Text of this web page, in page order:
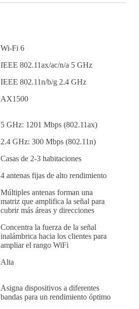
Wi-Fi 6
IEEE 802.11ax/ac/n/a 5 GHz
IEEE 802.11n/b/g 2.4 GHz
AX1500
5 GHz: 1201 Mbps (802.11ax)
2.4 GHz: 300 Mbps (802.11n)
Casas de 2-3 habitaciones
4 antenas fijas de alto rendimiento
Múltiples antenas forman una
matriz que amplifica la señal para
cubrir más áreas y direcciones
Concentra la fuerza de la señal
inalámbrica hacia los clientes para
ampliar el rango WiFi
Alta
Asigna dispositivos a diferentes
bandas para un rendimiento óptimo